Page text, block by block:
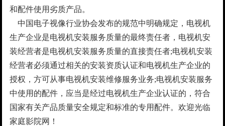
和配件使用劣质产品。
中国电子视像行业协会发布的规范中明确规定，电视机
生产企业是电视机安装服务质量的最终责任者，电视机安
装经营者是电视机安装服务质量的直接责任者;电视机安装
经营者必须通过相关的安装资质认证和电视机生产企业的
授权，方可从事电视机安装维修服务业务;电视机安装服务
中使用的配件，应当是经过电视机生产企业认证的，符合
国家有关产品质量安全规定和标准的专用配件。欢迎光临
家庭影院网！